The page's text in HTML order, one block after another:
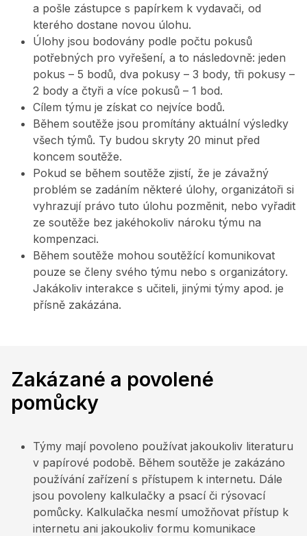
a pošle zástupce s papírkem k vydavači, od
kterého dostane novou úlohu.
Úlohy jsou bodovány podle počtu pokusů
potřebných pro vyřešení, a to následovně: jeden
pokus – 5 bodů, dva pokusy – 3 body, tři pokusy –
2 body a čtyři a více pokusů – 1 bod.
Cílem týmu je získat co nejvíce bodů.
Během soutěže jsou promítány aktuální výsledky
všech týmů. Ty budou skryty 20 minut před
koncem soutěže.
Pokud se během soutěže zjistí, že je závažný
problém se zadáním některé úlohy, organizátoři si
vyhrazují právo tuto úlohu pozměnit, nebo vyřadit
ze soutěže bez jakéhokoliv nároku týmu na
kompenzaci.
Během soutěže mohou soutěžící komunikovat
pouze se členy svého týmu nebo s organizátory.
Jakákoliv interakce s učiteli, jinými týmy apod. je
přísně zakázána.
Zakázané a povolené
pomůcky
Týmy mají povoleno používat jakoukoliv literaturu
v papírové podobě. Během soutěže je zakázáno
používání zařízení s přístupem k internetu. Dále
jsou povoleny kalkulačky a psací či rýsovací
pomůcky. Kalkulačka nesmí umožňovat přístup k
internetu ani jakoukoliv formu komunikace